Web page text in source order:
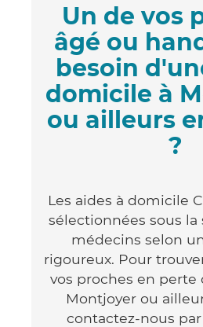
Un de vos
âgé ou
besoin
domicile à
ou ailleurs
?
Les aides à domicile
sélectionnées sous la
médecins selon
rigoureux. Pour
vos proches en perte
Montjoyer ou
contactez-nous